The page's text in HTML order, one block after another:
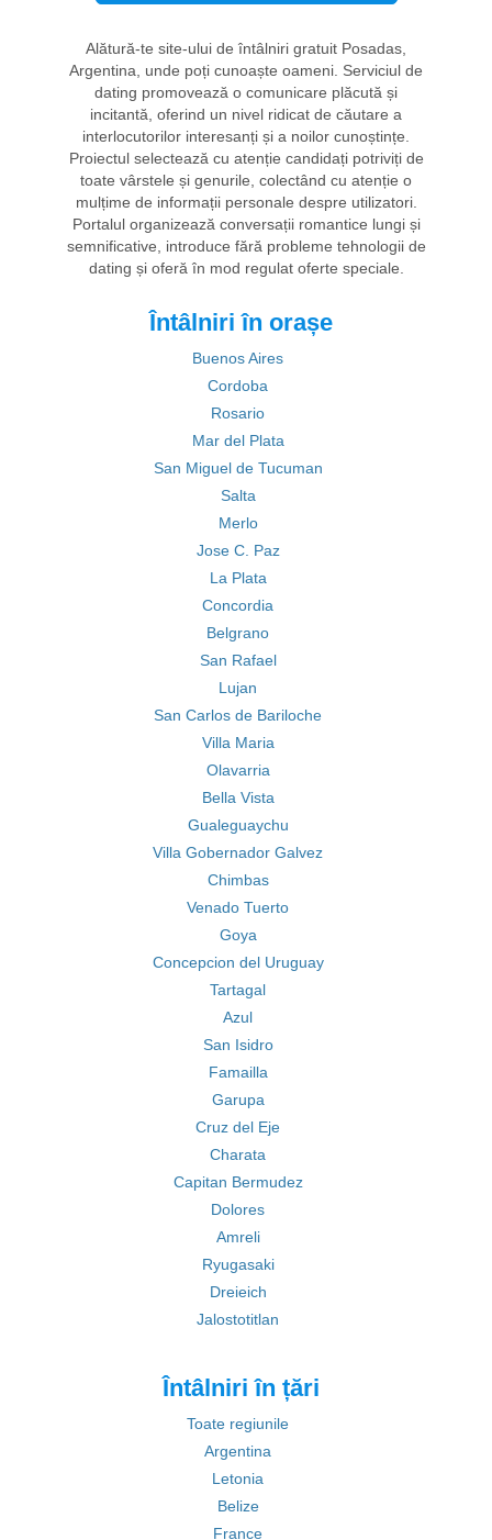
Alătură-te site-ului de întâlniri gratuit Posadas,
Argentina, unde poți cunoaște oameni. Serviciul de
dating promovează o comunicare plăcută și
incitantă, oferind un nivel ridicat de căutare a
interlocutorilor interesanți și a noilor cunoștințe.
Proiectul selectează cu atenție candidați potriviți de
toate vârstele și genurile, colectând cu atenție o
mulțime de informații personale despre utilizatori.
Portalul organizează conversații romantice lungi și
semnificative, introduce fără probleme tehnologii de
dating și oferă în mod regulat oferte speciale.
Întâlniri în orașe
Buenos Aires
Cordoba
Rosario
Mar del Plata
San Miguel de Tucuman
Salta
Merlo
Jose C. Paz
La Plata
Concordia
Belgrano
San Rafael
Lujan
San Carlos de Bariloche
Villa Maria
Olavarria
Bella Vista
Gualeguaychu
Villa Gobernador Galvez
Chimbas
Venado Tuerto
Goya
Concepcion del Uruguay
Tartagal
Azul
San Isidro
Famailla
Garupa
Cruz del Eje
Charata
Capitan Bermudez
Dolores
Amreli
Ryugasaki
Dreieich
Jalostotitlan
Întâlniri în țări
Toate regiunile
Argentina
Letonia
Belize
France